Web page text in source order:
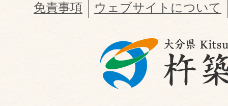
免責事項
ウェブサイトについて